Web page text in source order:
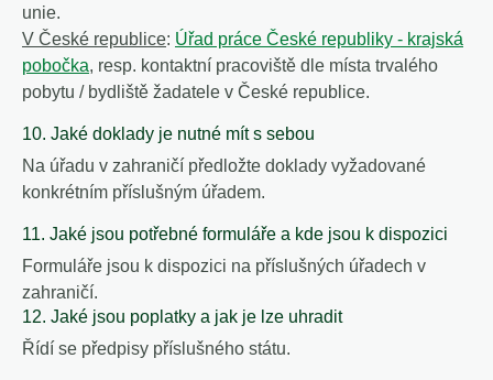
unie.
V České republice: Úřad práce České republiky - krajská
pobočka, resp. kontaktní pracoviště dle místa trvalého
pobytu / bydliště žadatele v České republice.
10. Jaké doklady je nutné mít s sebou
Na úřadu v zahraničí předložte doklady vyžadované
konkrétním příslušným úřadem.
11. Jaké jsou potřebné formuláře a kde jsou k dispozici
Formuláře jsou k dispozici na příslušných úřadech v
zahraničí.
12. Jaké jsou poplatky a jak je lze uhradit
Řídí se předpisy příslušného státu.